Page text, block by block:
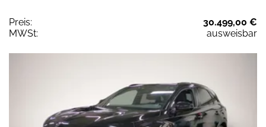
Preis:
30.499,00 €
MWSt:
ausweisbar